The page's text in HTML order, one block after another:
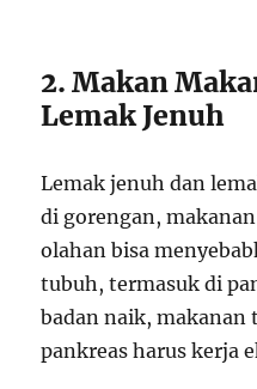
2. Makan
Lemak Jenuh
Lemak jenuh dan
di gorengan,
olahan bisa
tubuh, termasuk di
badan naik,
pankreas harus kerja